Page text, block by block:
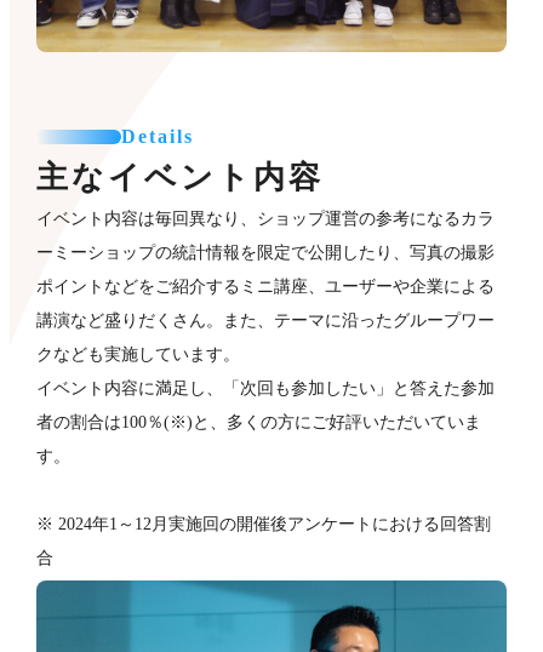
Details
主なイベント内容
イベント内容は毎回異なり、ショップ運営の参考になるカラ
ーミーショップの統計情報を限定で公開したり、写真の撮影
ポイントなどをご紹介するミニ講座、ユーザーや企業による
講演など盛りだくさん。また、テーマに沿ったグループワー
クなども​実施しています。
イベント内容に満足し、「次回も参加したい」と答えた参加
者の割合は100％(※)と、多くの方にご好評いただいていま
す。
※ 2024年1～12月実施回の開催後アンケートにおける回答割
合